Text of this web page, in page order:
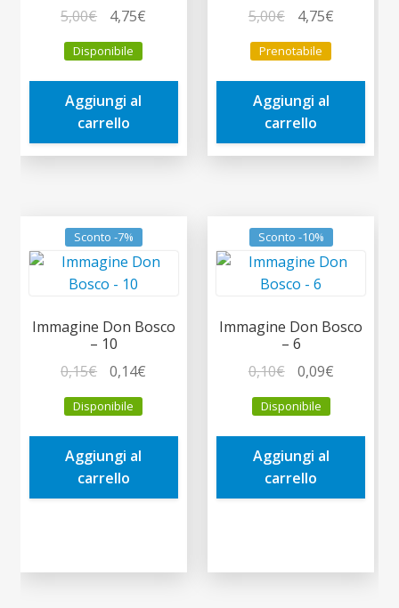
5,00€
prezzo
originale
era:
5,00€.
4,75€
è:
Disponibile
Aggiungi al
carrello
5,00€
prezzo
originale
era:
5,00€.
4,75€Il
è:
Prenotabile
Aggiungi al
carrello
Sconto -7%
Immagine Don Bosco
– 10
0,15€
prezzo
originale
era:
0,15€.
0,14€
è:
Disponibile
Aggiungi al
carrello
Sconto -10%
Immagine Don Bosco
– 6
0,10€
prezzo
originale
era:
0,10€.
0,09€Il
è:
Disponibile
Aggiungi al
carrello